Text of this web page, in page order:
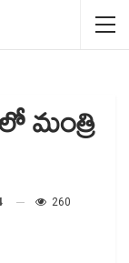
మంత్రి
260